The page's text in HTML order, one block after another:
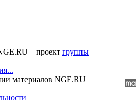
– проект группы
материалов NGE.RU